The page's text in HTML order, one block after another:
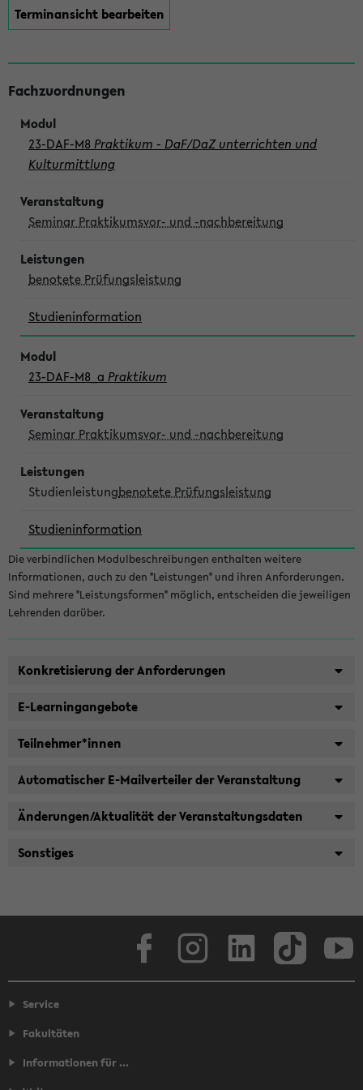
Terminansicht bearbeiten
Fachzuordnungen
23-DAF-M8Praktikum - DaF/DaZ unterrichten und
Kulturmittlung
Seminar Praktikumsvor- und -nachbereitung
benotete Prüfungsleistung
Studieninformation
23-DAF-M8_a Praktikum
Seminar Praktikumsvor- und -nachbereitung
Studienleistungbenotete Prüfungsleistung
Studieninformation
Die verbindlichen Modulbeschreibungen enthalten weitere
Informationen, auch zu den "Leistungen" und ihren Anforderungen.
Sind mehrere "Leistungsformen" möglich, entscheiden die jeweiligen
Lehrenden darüber.
Konkretisierung der Anforderungen
E-Learningangebote
Teilnehmer*innen
Automatischer E-Mailverteiler der Veranstaltung
Änderungen/Aktualität der Veranstaltungsdaten
Sonstiges
Service
Fakultäten
Informationen für ...